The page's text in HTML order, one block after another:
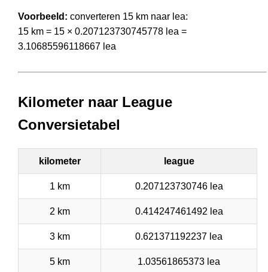
Voorbeeld: converteren 15 km naar lea:
15 km = 15 × 0.207123730745778 lea =
3.10685596118667 lea
Kilometer naar League
Conversietabel
kilometer league
1 km 0.207123730746 lea
2 km 0.414247461492 lea
3 km 0.621371192237 lea
5 km 1.03561865373 lea